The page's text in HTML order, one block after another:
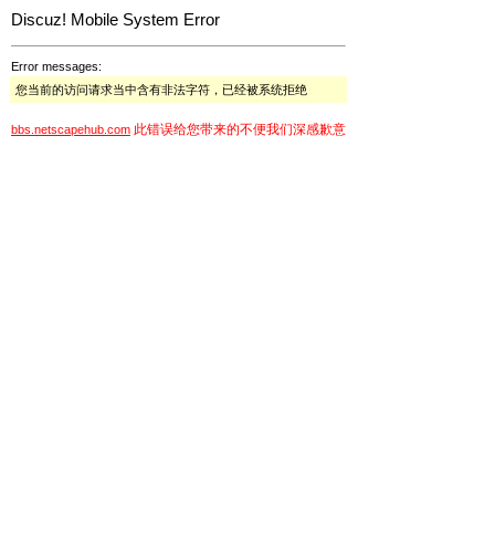
Discuz! Mobile System Error
Error messages:
您当前的访问请求当中含有非法字符，已经被系统拒绝
bbs.netscapehub.com 此错误给您带来的不便我们深感歉意